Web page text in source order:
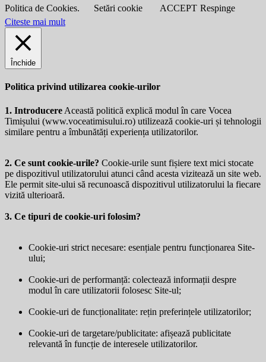
Politica de Cookies. Setări cookie ACCEPT Respinge
Citeste mai mult
Închide
Politica privind utilizarea cookie-urilor
1. Introducere Această politică explică modul în care Vocea
Timișului (www.voceatimisului.ro) utilizează cookie-uri și tehnologii
similare pentru a îmbunătăți experiența utilizatorilor.
2. Ce sunt cookie-urile? Cookie-urile sunt fișiere text mici stocate
pe dispozitivul utilizatorului atunci când acesta vizitează un site web.
Ele permit site-ului să recunoască dispozitivul utilizatorului la fiecare
vizită ulterioară.
3. Ce tipuri de cookie-uri folosim?
Cookie-uri strict necesare: esențiale pentru funcționarea Site-
ului;
Cookie-uri de performanță: colectează informații despre
modul în care utilizatorii folosesc Site-ul;
Cookie-uri de funcționalitate: rețin preferințele utilizatorilor;
Cookie-uri de targetare/publicitate: afișează publicitate
relevantă în funcție de interesele utilizatorilor.